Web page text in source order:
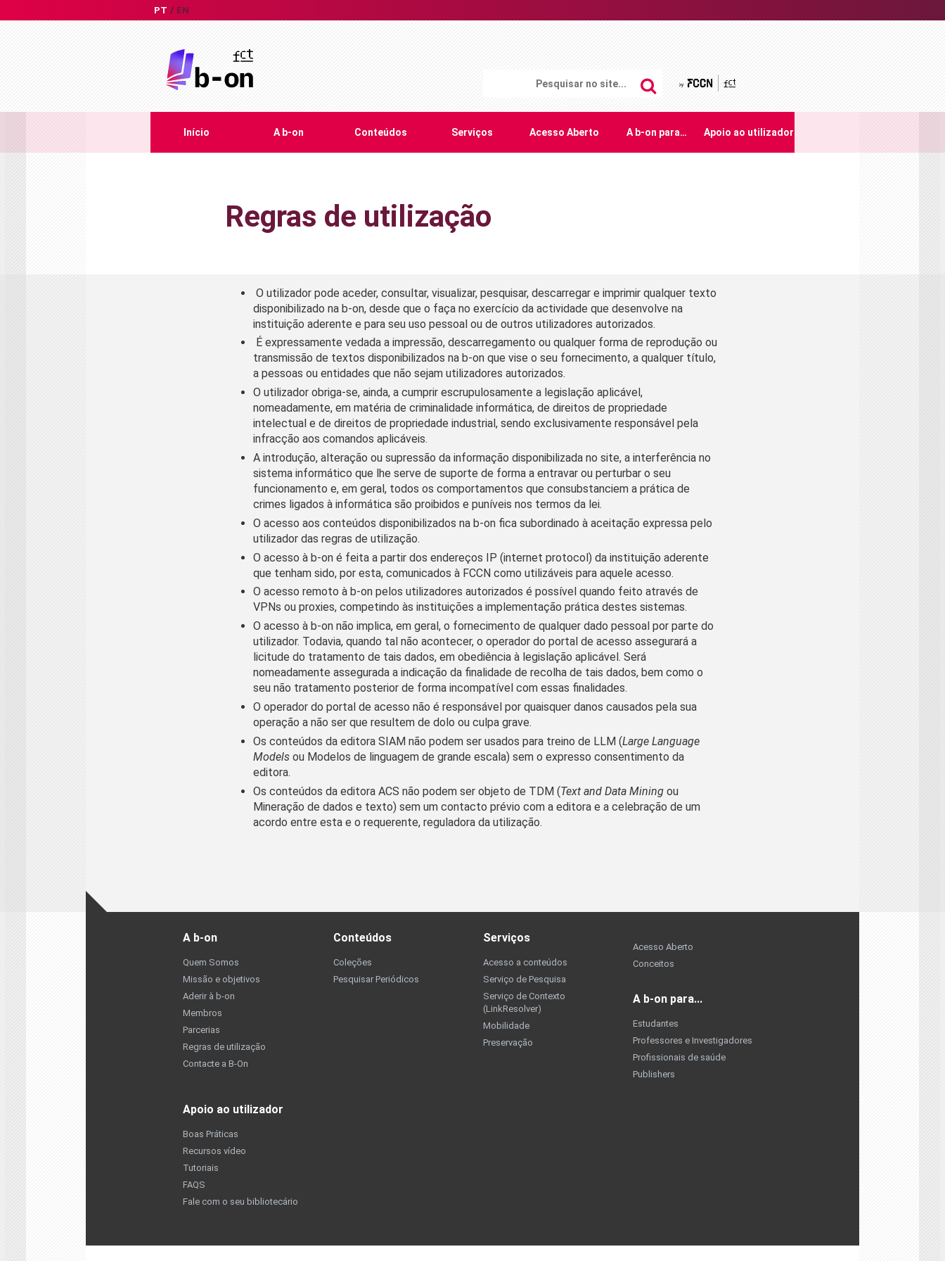
PT EN
by FCCN
Início A b-on Conteúdos Serviços Acesso Aberto A b-on para… Apoio ao utilizador
Regras de utilização
O utilizador pode aceder, consultar, visualizar, pesquisar, descarregar e imprimir qualquer texto
disponibilizado na b-on, desde que o faça no exercício da actividade que desenvolve na
instituição aderente e para seu uso pessoal ou de outros utilizadores autorizados.
É expressamente vedada a impressão, descarregamento ou qualquer forma de reprodução ou
transmissão de textos disponibilizados na b-on que vise o seu fornecimento, a qualquer título,
a pessoas ou entidades que não sejam utilizadores autorizados.
O utilizador obriga-se, ainda, a cumprir escrupulosamente a legislação aplicável,
nomeadamente, em matéria de criminalidade informática, de direitos de propriedade
intelectual e de direitos de propriedade industrial, sendo exclusivamente responsável pela
infracção aos comandos aplicáveis.
A introdução, alteração ou supressão da informação disponibilizada no site, a interferência no
sistema informático que lhe serve de suporte de forma a entravar ou perturbar o seu
funcionamento e, em geral, todos os comportamentos que consubstanciem a prática de
crimes ligados à informática são proibidos e puníveis nos termos da lei.
O acesso aos conteúdos disponibilizados na b-on fica subordinado à aceitação expressa pelo
utilizador das regras de utilização.
O acesso à b-on é feita a partir dos endereços IP (internet protocol) da instituição aderente
que tenham sido, por esta, comunicados à FCCN como utilizáveis para aquele acesso.
O acesso remoto à b-on pelos utilizadores autorizados é possível quando feito através de
VPNs ou proxies, competindo às instituições a implementação prática destes sistemas.
O acesso à b-on não implica, em geral, o fornecimento de qualquer dado pessoal por parte do
utilizador. Todavia, quando tal não acontecer, o operador do portal de acesso assegurará a
licitude do tratamento de tais dados, em obediência à legislação aplicável. Será
nomeadamente assegurada a indicação da finalidade de recolha de tais dados, bem como o
seu não tratamento posterior de forma incompatível com essas finalidades.
O operador do portal de acesso não é responsável por quaisquer danos causados pela sua
operação a não ser que resultem de dolo ou culpa grave.
Os conteúdos da editora SIAM não podem ser usados para treino de LLM (Large Language
Models ou Modelos de linguagem de grande escala) sem o expresso consentimento da
editora.
Os conteúdos da editora ACS não podem ser objeto de TDM (Text and Data Mining ou
Mineração de dados e texto) sem um contacto prévio com a editora e a celebração de um
acordo entre esta e o requerente, reguladora da utilização.
A b-on
Quem Somos
Missão e objetivos
Aderir à b-on
Membros
Parcerias
Regras de utilização
Contacte a B-On
Conteúdos
Coleções
Pesquisar Periódicos
Serviços
Acesso a conteúdos
Serviço de Pesquisa
Serviço de Contexto
(LinkResolver)
Mobilidade
Preservação
Acesso Aberto
Conceitos
A b-on para...
Estudantes
Professores e Investigadores
Profissionais de saúde
Publishers
Apoio ao utilizador
Boas Práticas
Recursos vídeo
Tutoriais
FAQS
Fale com o seu bibliotecário